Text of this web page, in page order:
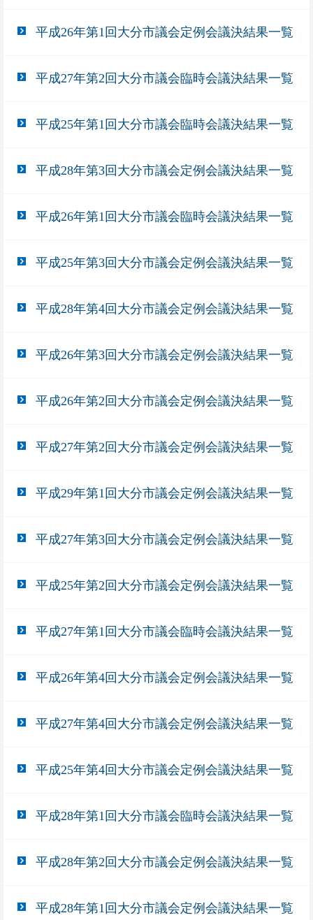
平成26年第1回大分市議会定例会議決結果一覧
平成27年第2回大分市議会臨時会議決結果一覧
平成25年第1回大分市議会臨時会議決結果一覧
平成28年第3回大分市議会定例会議決結果一覧
平成26年第1回大分市議会臨時会議決結果一覧
平成25年第3回大分市議会定例会議決結果一覧
平成28年第4回大分市議会定例会議決結果一覧
平成26年第3回大分市議会定例会議決結果一覧
平成26年第2回大分市議会定例会議決結果一覧
平成27年第2回大分市議会定例会議決結果一覧
平成29年第1回大分市議会定例会議決結果一覧
平成27年第3回大分市議会定例会議決結果一覧
平成25年第2回大分市議会定例会議決結果一覧
平成27年第1回大分市議会臨時会議決結果一覧
平成26年第4回大分市議会定例会議決結果一覧
平成27年第4回大分市議会定例会議決結果一覧
平成25年第4回大分市議会定例会議決結果一覧
平成28年第1回大分市議会臨時会議決結果一覧
平成28年第2回大分市議会定例会議決結果一覧
平成28年第1回大分市議会定例会議決結果一覧